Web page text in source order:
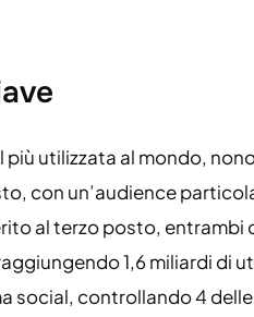
utilizzata al mondo,
con un’audience
al terzo posto, entrambi
1,6 miliardi di
social, controllando 4